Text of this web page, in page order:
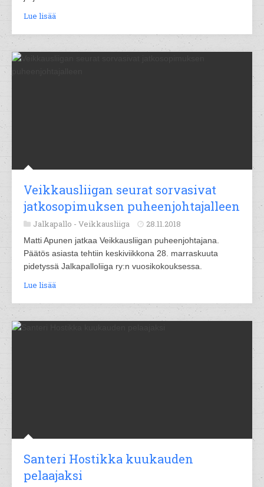
Lue lisää
Veikkausliigan seurat sorvasivat
jatkosopimuksen puheenjohtajalleen
Jalkapallo - Veikkausliiga 28.11.2018
Matti Apunen jatkaa Veikkausliigan puheenjohtajana.
Päätös asiasta tehtiin keskiviikkona 28. marraskuuta
pidetyssä Jalkapalloliiga ry:n vuosikokouksessa.
Lue lisää
Santeri Hostikka kuukauden
pelaajaksi